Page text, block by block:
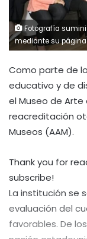
Fotografía
mediante su
Como parte de
educativo y de
el Museo de Arte
reacreditación
Museos (AAM).
Thank you for
subscribe!
La institución se
evaluación del
favorables. De